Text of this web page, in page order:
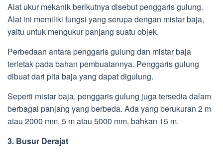
Alat ukur mekanik berikutnya disebut penggaris gulung.
Alat ini memiliki fungsi yang serupa dengan mistar baja,
yaitu untuk mengukur panjang suatu objek.
Perbedaan antara penggaris gulung dan mistar baja
terletak pada bahan pembuatannya. Penggaris gulung
dibuat dari pita baja yang dapat digulung.
Seperti mistar baja, penggaris gulung juga tersedia dalam
berbagai panjang yang berbeda. Ada yang berukuran 2 m
atau 2000 mm, 5 m atau 5000 mm, bahkan 15 m.
3. Busur Derajat